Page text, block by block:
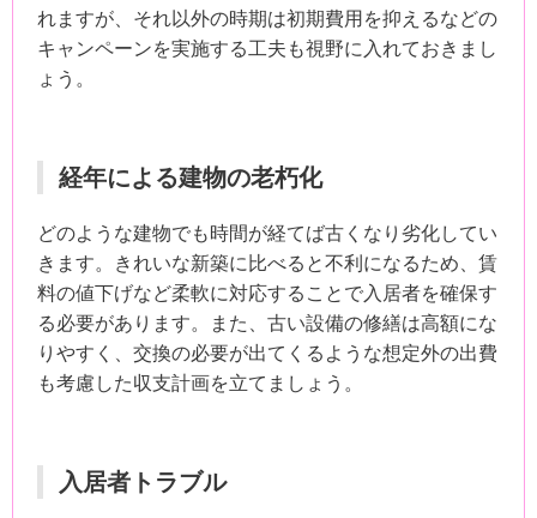
れますが、それ以外の時期は初期費用を抑えるなどの
キャンペーンを実施する工夫も視野に入れておきまし
ょう。
経年による建物の老朽化
どのような建物でも時間が経てば古くなり劣化してい
きます。きれいな新築に比べると不利になるため、賃
料の値下げなど柔軟に対応することで入居者を確保す
る必要があります。また、古い設備の修繕は高額にな
りやすく、交換の必要が出てくるような想定外の出費
も考慮した収支計画を立てましょう。
入居者トラブル